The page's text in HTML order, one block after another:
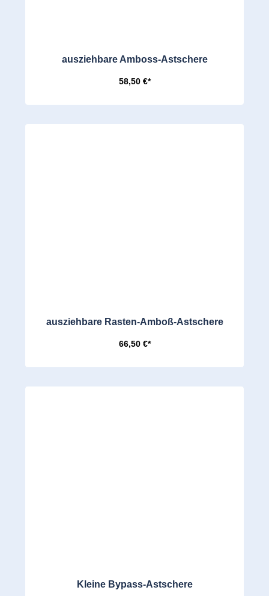
ausziehbare Amboss-Astschere
58,50 €*
ausziehbare Rasten-Amboß-Astschere
66,50 €*
Kleine Bypass-Astschere